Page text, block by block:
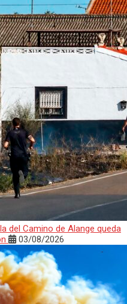
del Camino de Alange queda
03/08/2026